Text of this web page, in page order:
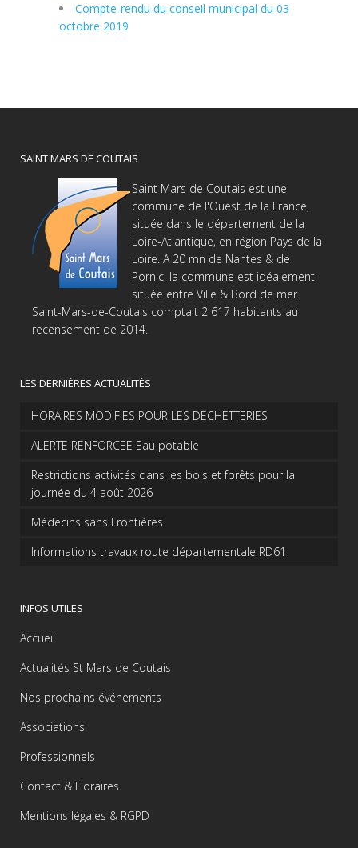
Compte-rendu du conseil municipal du 03
octobre 2019
SAINT MARS DE COUTAIS
Saint Mars de Coutais est une
commune de l'Ouest de la France,
située dans le département de la
Loire-Atlantique, en région Pays de la
Loire. A 20 mn de Nantes & de
Pornic, la commune est idéalement
située entre Ville & Bord de mer.
Saint-Mars-de-Coutais comptait 2 617 habitants au
recensement de 2014.
LES DERNIÈRES ACTUALITÉS
HORAIRES MODIFIES POUR LES DECHETTERIES
ALERTE RENFORCEE Eau potable
Restrictions activités dans les bois et forêts pour la
journée du 4 août 2026
Médecins sans Frontières
Informations travaux route départementale RD61
INFOS UTILES
Accueil
Actualités St Mars de Coutais
Nos prochains événements
Associations
Professionnels
Contact & Horaires
Mentions légales & RGPD